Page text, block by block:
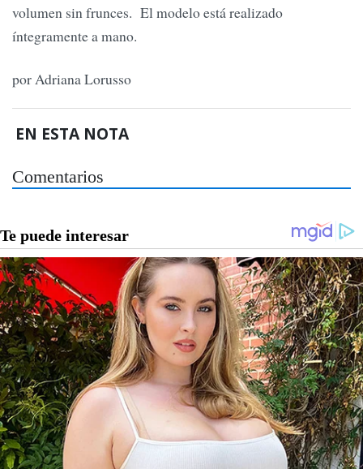
volumen sin frunces. El modelo está realizado
íntegramente a mano.
por Adriana Lorusso
EN ESTA NOTA
Comentarios